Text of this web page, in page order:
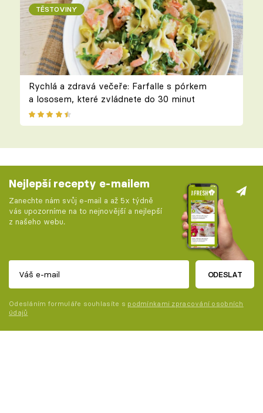
TĚSTOVINY
Rychlá a zdravá večeře: Farfalle s pórkem
a lososem, které zvládnete do 30 minut
Nejlepší recepty e-mailem
Zanechte nám svůj e-mail a až 5x týdně
vás upozorníme na to nejnovější a nejlepší
z našeho webu.
ODESLAT
Odesláním formuláře souhlasíte s podmínkami zpracování osobních
údajů